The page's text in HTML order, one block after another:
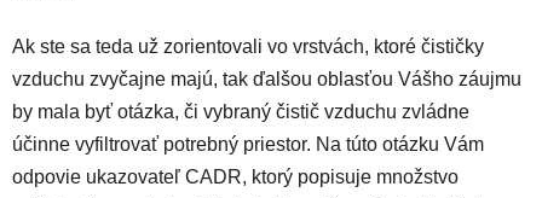
Ak ste sa teda už zorientovali vo vrstvách, ktoré čističky
vzduchu zvyčajne majú, tak ďalšou oblasťou Vášho záujmu
by mala byť otázka, či vybraný čistič vzduchu zvládne
účinne vyfiltrovať potrebný priestor. Na túto otázku Vám
odpovie ukazovateľ CADR, ktorý popisuje množstvo